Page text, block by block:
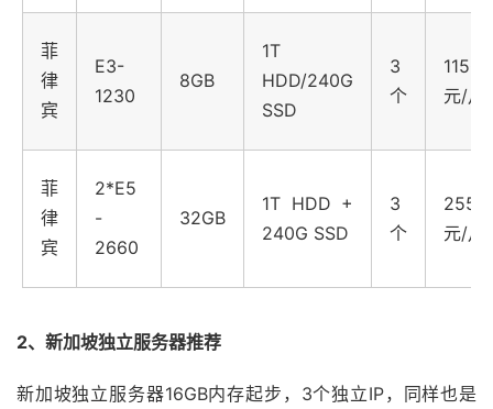
菲
律
宾
E3-
1230
8GB
1T
HDD/240G
SSD
3
个
1150
元/月
菲
律
宾
2*E5
-
2660
32GB
1T HDD +
240G SSD
3
个
2550
元/月
2、新加坡独立服务器推荐
新加坡独立服务器16GB内存起步，3个独立IP，同样也是